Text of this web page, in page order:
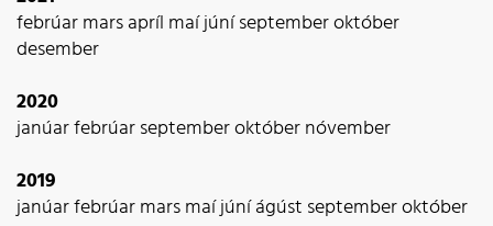
febrúarmarsapríl maíjúníseptemberoktóber
desember
2020
janúarfebrúarseptemberoktóbernóvember
2019
janúarfebrúarmarsmaíjúníágúst septemberoktóber